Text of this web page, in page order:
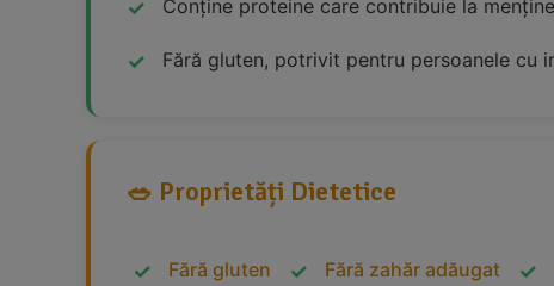
Conține proteine care contribuie la
Fără gluten, potrivit pentru persoanele cu
🥗 Proprietăți Dietetice
Fără gluten Fără zahăr adăugat